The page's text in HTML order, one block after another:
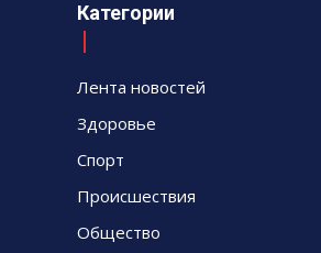
Категории
Лента новостей
Здоровье
Спорт
Происшествия
Общество